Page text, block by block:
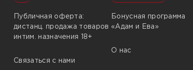
Публичная оферта:
дистанц. продажа товаров
интим. назначения 18+
Связаться с нами
Бонусная программа
«Адам и Ева»
О нас